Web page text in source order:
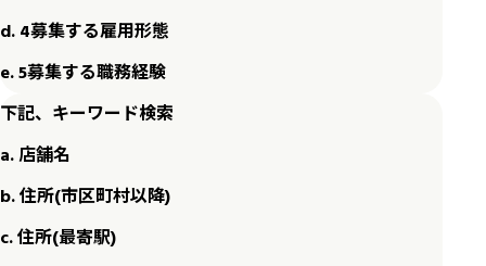
d. 4募集する雇用形態
e. 5募集する職務経験
下記、キーワード検索
a. 店舗名
b. 住所(市区町村以降)
c. 住所(最寄駅)